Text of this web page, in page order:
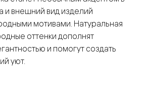
внешний вид изделий
мотивами. Натуральная
оттенки дополнят
и помогут создать
уют.